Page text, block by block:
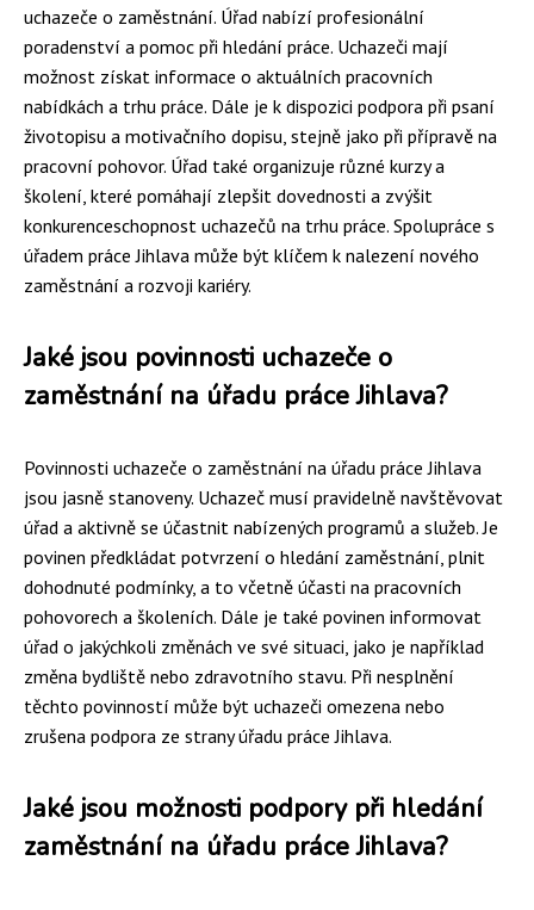
uchazeče o zaměstnání. Úřad nabízí profesionální
poradenství a pomoc při hledání práce. Uchazeči mají
možnost získat informace o aktuálních pracovních
nabídkách a trhu práce. Dále je k dispozici podpora při psaní
životopisu a motivačního dopisu, stejně jako při přípravě na
pracovní pohovor. Úřad také organizuje různé kurzy a
školení, které pomáhají zlepšit dovednosti a zvýšit
konkurenceschopnost uchazečů na trhu práce. Spolupráce s
úřadem práce Jihlava může být klíčem k nalezení nového
zaměstnání a rozvoji kariéry.
Jaké jsou povinnosti uchazeče o
zaměstnání na úřadu práce Jihlava?
Povinnosti uchazeče o zaměstnání na úřadu práce Jihlava
jsou jasně stanoveny. Uchazeč musí pravidelně navštěvovat
úřad a aktivně se účastnit nabízených programů a služeb. Je
povinen předkládat potvrzení o hledání zaměstnání, plnit
dohodnuté podmínky, a to včetně účasti na pracovních
pohovorech a školeních. Dále je také povinen informovat
úřad o jakýchkoli změnách ve své situaci, jako je například
změna bydliště nebo zdravotního stavu. Při nesplnění
těchto povinností může být uchazeči omezena nebo
zrušena podpora ze strany úřadu práce Jihlava.
Jaké jsou možnosti podpory při hledání
zaměstnání na úřadu práce Jihlava?